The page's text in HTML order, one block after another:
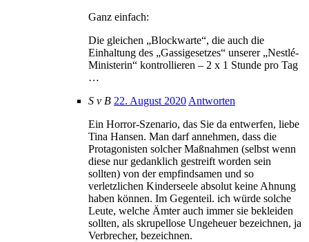
Ganz einfach:
Die gleichen „Blockwarte“, die auch die
Einhaltung des „Gassigesetzes“ unserer „Nestlé-
Ministerin“ kontrollieren – 2 x 1 Stunde pro Tag
…
S v B 22. August 2020 Antworten
Ein Horror-Szenario, das Sie da entwerfen, liebe
Tina Hansen. Man darf annehmen, dass die
Protagonisten solcher Maßnahmen (selbst wenn
diese nur gedanklich gestreift worden sein
sollten) von der empfindsamen und so
verletzlichen Kinderseele absolut keine Ahnung
haben können. Im Gegenteil. ich würde solche
Leute, welche Ämter auch immer sie bekleiden
sollten, als skrupellose Ungeheuer bezeichnen, ja
Verbrecher, bezeichnen.